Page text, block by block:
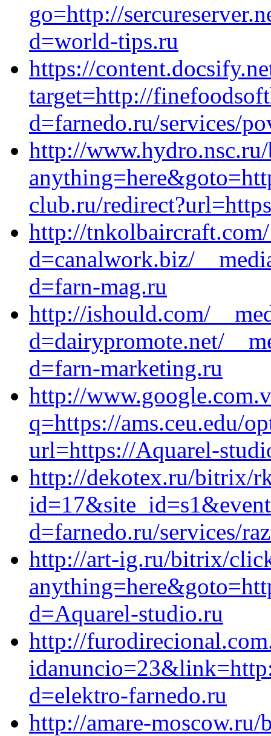
go=http://
d=world-tips.ru
https://
target=http://
d=farnedo.ru/services/
http://
club.ru/
http://
d=canalwork.biz/
d=farn-mag.ru
http://ishould.com/
d=dairypromote.net/
d=farn-marketing.ru
http://
q=https://ams.ceu.edu/
url=https://Aquarel-
http://dekotex.ru/bitrix/
d=farnedo.ru/services/
http://art-ig.ru/bitrix/
d=Aquarel-studio.ru
http://
d=elektro-farnedo.ru
http://amare-